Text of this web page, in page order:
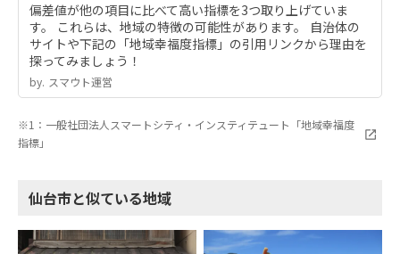
偏差値が他の項目に比べて高い指標を3つ取り上げていま
す。 これらは、地域の特徴の可能性があります。 自治体の
サイトや下記の「地域幸福度指標」の引用リンクから理由を
探ってみましょう！
by.︎ スマウト運営
※1：一般社団法人スマートシティ・インスティテュート「地域幸福度
指標」
仙台市と似ている地域